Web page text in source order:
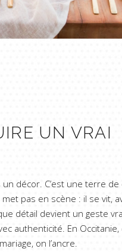
UN VRAI
un décor. C’est une terre
pas en scène : il se vit,
détail devient un geste
authenticité. En Occitanie,
on l’ancre.